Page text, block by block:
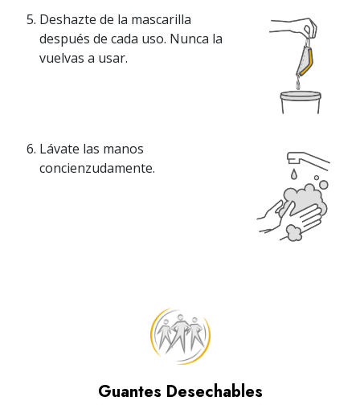
Deshazte de la mascarilla
después de cada uso. Nunca la
vuelvas a usar.
Lávate las manos
concienzudamente.
Guantes Desechables